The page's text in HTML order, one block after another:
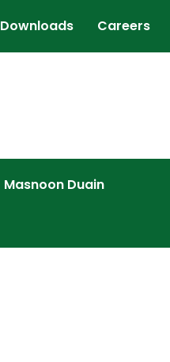
Downloads Careers
Masnoon Duain